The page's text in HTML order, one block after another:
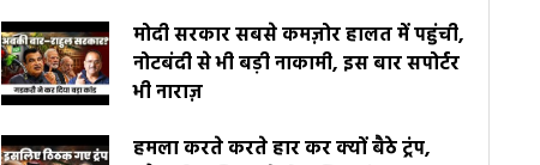
मोदी सरकार सबसे कमज़ोर हालत में पहुंची,
नोटबंदी से भी बड़ी नाकामी, इस बार सपोर्टर
भी नाराज़
हमला करते करते हार कर क्यों बैठे ट्रंप,